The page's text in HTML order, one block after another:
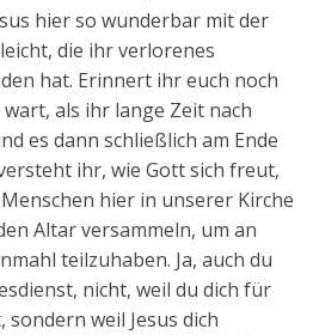
hier so wunderbar mit der
die ihr verlorenes
hat. Erinnert ihr euch noch
als ihr lange Zeit nach
es dann schließlich am Ende
ihr, wie Gott sich freut,
hier in unserer Kirche
Altar versammeln, um an
teilzuhaben. Ja, auch du
nicht, weil du dich für
sondern weil Jesus dich